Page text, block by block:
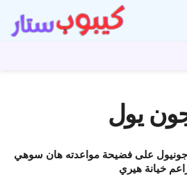
يول
على فضيحة مواعدته هان سوهي
خيانة هيري